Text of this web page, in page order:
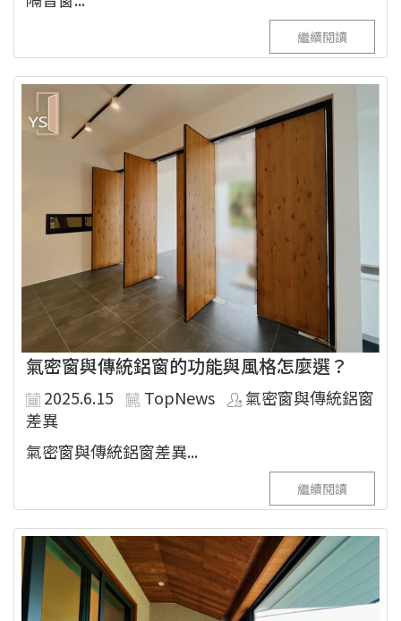
繼續閱讀
氣密窗與傳統鋁窗的功能與風格怎麼選？
2025.6.15 TopNews
氣密窗與傳統鋁窗
差異
氣密窗與傳統鋁窗差異...
繼續閱讀